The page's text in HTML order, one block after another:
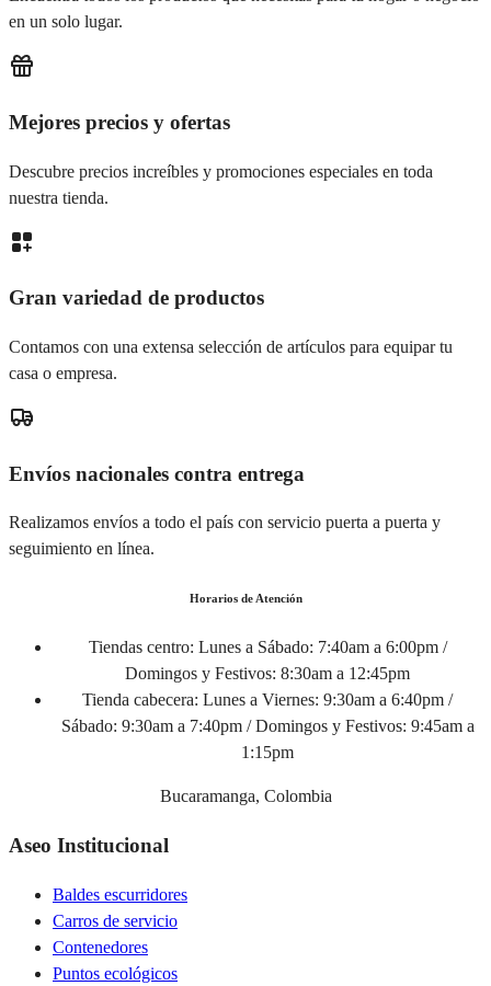
en un solo lugar.
Mejores precios y ofertas
Descubre precios increíbles y promociones especiales en toda
nuestra tienda.
Gran variedad de productos
Contamos con una extensa selección de artículos para equipar tu
casa o empresa.
Envíos nacionales contra entrega
Realizamos envíos a todo el país con servicio puerta a puerta y
seguimiento en línea.
Horarios de Atención
Tiendas centro: Lunes a Sábado: 7:40am a 6:00pm /
Domingos y Festivos: 8:30am a 12:45pm
Tienda cabecera: Lunes a Viernes: 9:30am a 6:40pm /
Sábado: 9:30am a 7:40pm / Domingos y Festivos: 9:45am a
1:15pm
Bucaramanga, Colombia
Aseo Institucional
Baldes escurridores
Carros de servicio
Contenedores
Puntos ecológicos